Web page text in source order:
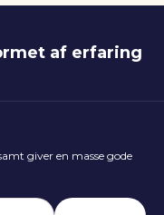
af erfaring
giver en masse gode